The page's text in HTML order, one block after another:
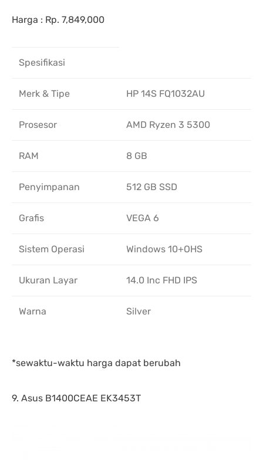
Harga : Rp. 7,849,000
Spesifikasi
Merk & Tipe HP 14S FQ1032AU
Prosesor AMD Ryzen 3 5300
RAM 8 GB
Penyimpanan 512 GB SSD
Grafis VEGA 6
Sistem Operasi Windows 10+OHS
Ukuran Layar 14.0 Inc FHD IPS
Warna Silver
*sewaktu-waktu harga dapat berubah
9. Asus B1400CEAE EK3453T